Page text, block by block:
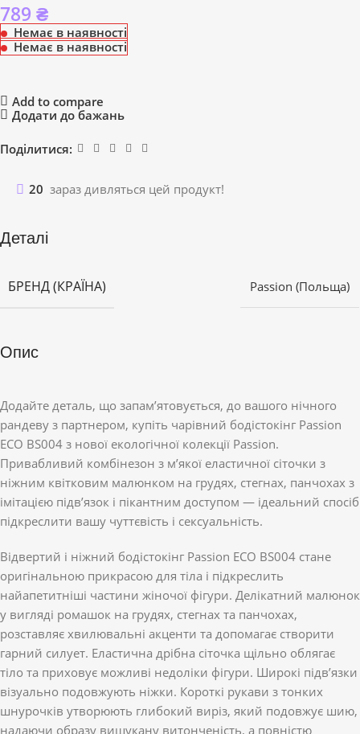
789 ₴
Немає в наявності
Немає в наявності
Add to compare
Додати до бажань
Поділитися:
20 зараз дивляться цей продукт!
Деталі
БРЕНД (КРАЇНА) Passion (Польща)
Опис
Додайте деталь, що запам’ятовується, до вашого нічного
рандеву з партнером, купіть чарівний бодістокінг Passion
ECO BS004 з нової екологічної колекції Passion.
Привабливий комбінезон з м’якої еластичної сіточки з
ніжним квітковим малюнком на грудях, стегнах, панчохах з
імітацією підв’язок і пікантним доступом — ідеальний спосіб
підкреслити вашу чуттєвість і сексуальність.
Відвертий і ніжний бодістокінг Passion ECO BS004 стане
оригінальною прикрасою для тіла і підкреслить
найапетитніші частини жіночої фігури. Делікатний малюнок
у вигляді ромашок на грудях, стегнах та панчохах,
розставляє хвилювальні акценти та допомагає створити
гарний силует. Еластична дрібна сіточка щільно облягає
тіло та приховує можливі недоліки фігури. Широкі підв’язки
візуально подовжують ніжки. Короткі рукави з тонких
шнурочків утворюють глибокий виріз, який подовжує шию,
надаючи образу вишукану витонченість, а повністю